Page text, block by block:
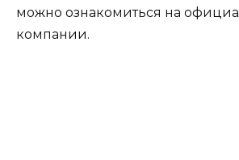
можно ознакомиться на
компании.